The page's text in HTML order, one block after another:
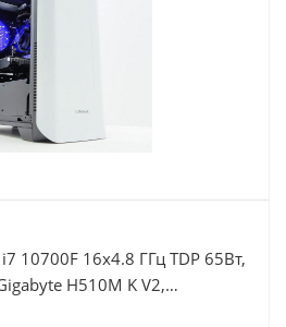
10700F 16x4.8 ГГц TDP 65Вт,
H510M K V2,
6Гб, Память DDR4 8Gb,